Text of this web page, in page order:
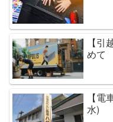
【
めて
【
水)